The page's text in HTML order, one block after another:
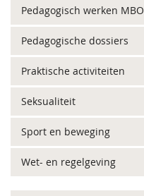
Pedagogisch werken MBO
Pedagogische dossiers
Praktische activiteiten
Seksualiteit
Sport en beweging
Wet- en regelgeving